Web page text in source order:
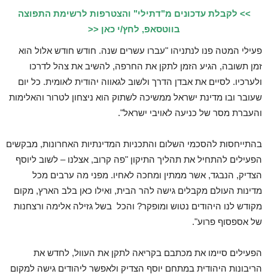
>> לקבלת עדכונים מ"דתילי" והצטרפות לרשימת התפוצה
בווטסאפ, לחץ/י כאן <<
פעילי המטה פנו לנתניהו "עברו עשרים שנה. חודש חודש אלול הוא
זמן תשובה, הגיע הזמן לתקן את החרפה, להשיב את צהל לדרכו
ולערכיו. לסיים את אבדן הדרך ולשוב לגאווה יהודית לאומית. כל יום
שעובר ובו מדינת ישראל ממשיכה לשתוק הוא ניצחון לטרור והאלימות
והעברת מסר של כניעה לאויבי ישראל".
בהתייחסות להסכמי השלום והתכניות המדינתיות האחרונות, מבקשים
הפעילים להתחיל את תהליך התיקון "פה קרוב, אצלנו – לשוב ליוסף
הצדיק, הנבגד, אשר ממתין ומחכה לאחיו. מפני מה ערבים מכל
מדינות העולם מקבלים גישה להר הבית, ואילו כאן בלב הארץ, מקום
מקודש לנו היהודים נטוש ומופקר? והכל בשל גזילה אלימה ורצחנות
של אספסוף פרוע".
הפעילים סיימו את מכתבם בקריאה לתקן את העוול, לחדש את
הריבונות היהודית במתחם יוסף הצדיק ולאפשר ליהודים גישה למקום